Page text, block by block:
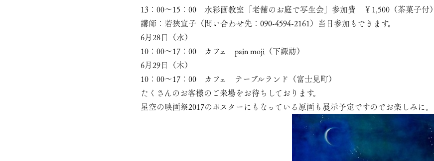
13：00～15：00 水彩画教室「老舗のお庭で写生会」参加費 ￥1,500（茶菓子付）
講師：若狹宣子（問い合わせ先：090-4594-2161）当日参加もできます。
6月28日（水）
10：00～17：00 カフェ pain moji（下諏訪）
6月29日（木）
10：00～17：00 カフェ テーブルランド（富士見町）
たくさんのお客様のご来場をお待ちしております。
星空の映画祭2017のポスターにもなっている原画も展示予定ですのでお楽しみに。